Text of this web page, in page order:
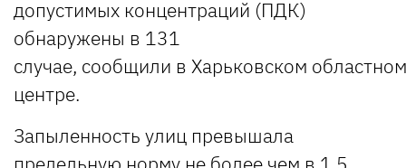
допустимых концентраций (ПДК)
обнаружены в 131
случае, сообщили в Харьковском
центре.
Запыленность улиц превышала